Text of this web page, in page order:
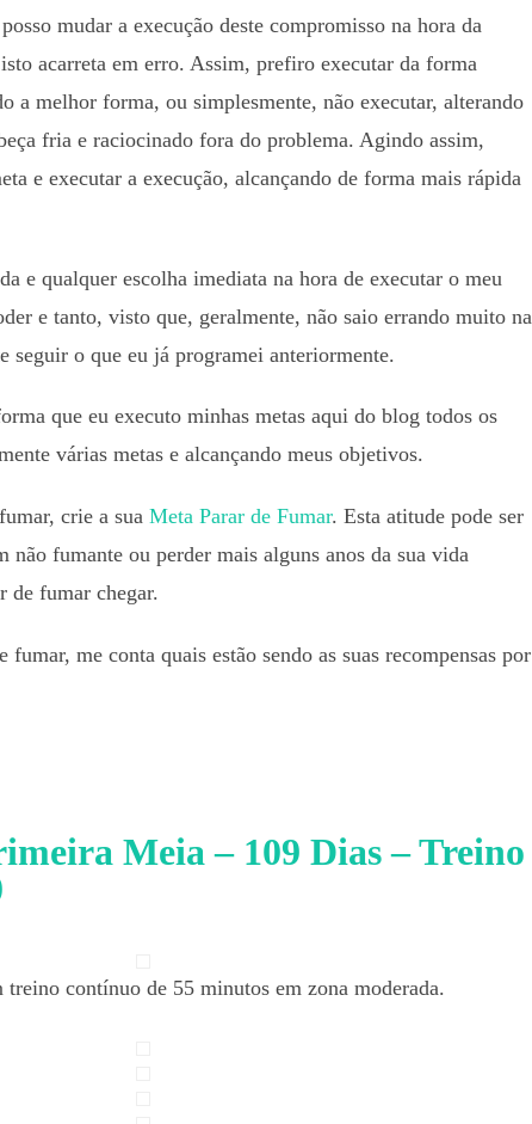
mudar a execução deste compromisso na hora da
acarreta em erro. Assim, prefiro executar da forma
a melhor forma, ou simplesmente, não executar, alterando
fria e raciocinado fora do problema. Agindo assim,
e executar a execução, alcançando de forma mais rápida
e qualquer escolha imediata na hora de executar o meu
e tanto, visto que, geralmente, não saio errando muito na
seguir o que eu já programei anteriormente.
que eu executo minhas metas aqui do blog todos os
várias metas e alcançando meus objetivos.
crie a sua Meta Parar de Fumar. Esta atitude pode ser
não fumante ou perder mais alguns anos da sua vida
de fumar chegar.
fumar, me conta quais estão sendo as suas recompensas por
Meia – 109 Dias – Treino
treino contínuo de 55 minutos em zona moderada.